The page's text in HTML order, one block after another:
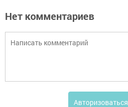
Нет комментариев
Авторизоваться